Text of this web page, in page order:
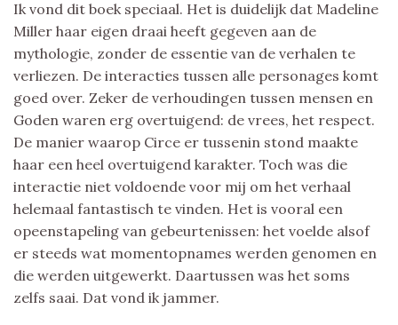
Ik vond dit boek speciaal. Het is duidelijk dat Madeline
Miller haar eigen draai heeft gegeven aan de
mythologie, zonder de essentie van de verhalen te
verliezen. De interacties tussen alle personages komt
goed over. Zeker de verhoudingen tussen mensen en
Goden waren erg overtuigend: de vrees, het respect.
De manier waarop Circe er tussenin stond maakte
haar een heel overtuigend karakter. Toch was die
interactie niet voldoende voor mij om het verhaal
helemaal fantastisch te vinden. Het is vooral een
opeenstapeling van gebeurtenissen: het voelde alsof
er steeds wat momentopnames werden genomen en
die werden uitgewerkt. Daartussen was het soms
zelfs saai. Dat vond ik jammer.